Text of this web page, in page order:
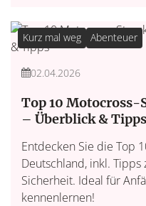
Kurz mal weg Abenteuer
02.04.2026
Top 10 Motocross-
– Überblick & Tipps
Entdecken Sie die Top
Deutschland, inkl. Tipps
Sicherheit. Ideal für
kennenlernen!